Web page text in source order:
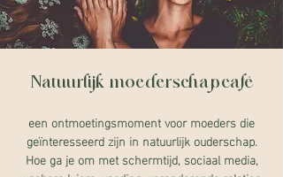
Natuurlijk moederschapcafé
een ontmoetingsmoment voor moeders die
geïnteresseerd zijn in natuurlijk ouderschap.
Hoe ga je om met schermtijd, sociaal media,